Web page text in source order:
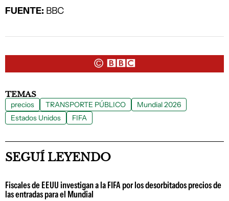
FUENTE: BBC
TEMAS
precios TRANSPORTE PÚBLICO
Mundial 2026
Estados Unidos
FIFA
SEGUÍ LEYENDO
Fiscales de EEUU investigan a la FIFA por los desorbitados precios de
las entradas para el Mundial